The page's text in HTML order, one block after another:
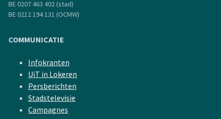
BE 0207 463 402 (stad)
BE 0212 194 131 (OCMW)
COMMUNICATIE
Infokranten
UiT in Lokeren
Persberichten
Stadstelevisie
Campagnes